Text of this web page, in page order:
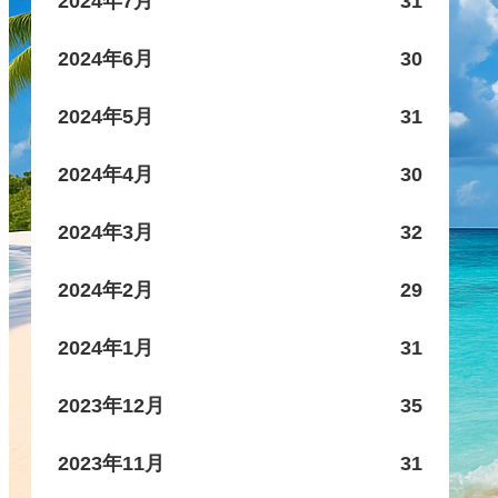
2024年6月 30
2024年5月 31
2024年4月 30
2024年3月 32
2024年2月 29
2024年1月 31
2023年12月 35
2023年11月 31